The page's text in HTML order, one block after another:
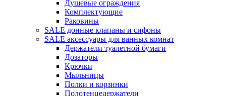
Душевые ограждения
Комплектующие
Раковины
SALE донные клапаны и сифоны
SALE аксессуары для ванных комнат
Держатели туалетной бумаги
Дозаторы
Крючки
Мыльницы
Полки и корзинки
Полотенцедержатели